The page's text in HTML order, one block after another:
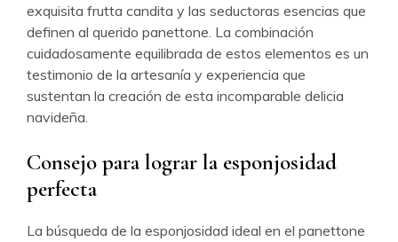
exquisita frutta candita y las seductoras esencias que
definen al querido panettone. La combinación
cuidadosamente equilibrada de estos elementos es un
testimonio de la artesanía y experiencia que
sustentan la creación de esta incomparable delicia
navideña.
Consejo para lograr la esponjosidad
perfecta
La búsqueda de la esponjosidad ideal en el panettone